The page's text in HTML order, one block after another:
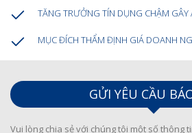
TĂNG TRƯỞNG TÍN DỤNG CHẬM GÂY
MỤC ĐÍCH THẨM ĐỊNH GIÁ DOANH
GỬI YÊU CẦU
Vui lòng chia sẻ với chúng tôi một số thông